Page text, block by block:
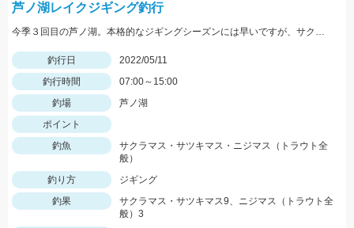
芦ノ湖レイクジギング釣行
今季３回目の芦ノ湖。本格的なジギングシーズンには早いですが、サクラマス狙いで１人釣行。
釣行日
2022/05/11
釣行時間
07:00～15:00
釣場
芦ノ湖
ポイント
釣魚
サクラマス・サツキマス・ニジマス（トラウト全
般）
釣り方
ジギング
釣果
サクラマス・サツキマス9、ニジマス（トラウト全
般）3